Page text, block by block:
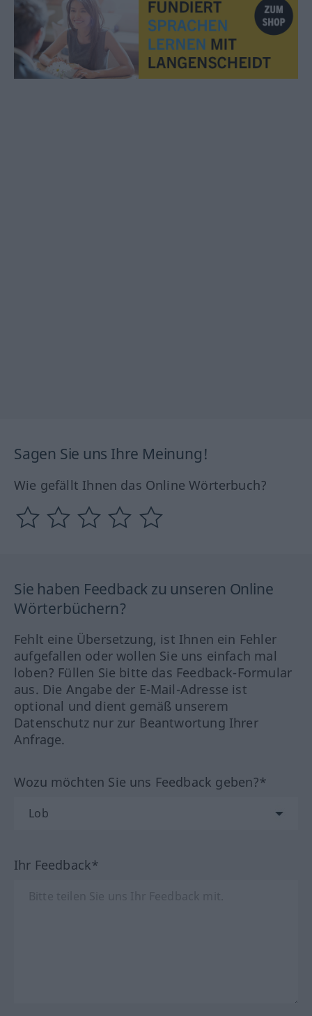
Sagen Sie uns Ihre Meinung!
Wie gefällt Ihnen das Online Wörterbuch?
Sie haben Feedback zu unseren Online
Wörterbüchern?
Fehlt eine Übersetzung, ist Ihnen ein Fehler
aufgefallen oder wollen Sie uns einfach mal
loben? Füllen Sie bitte das Feedback-Formular
aus. Die Angabe der E-Mail-Adresse ist
optional und dient gemäß unserem
Datenschutz nur zur Beantwortung Ihrer
Anfrage.
Wozu möchten Sie uns Feedback geben?*
Ihr Feedback*